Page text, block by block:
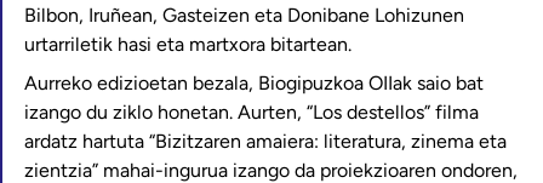
Bilbon, Iruñean, Gasteizen eta Donibane Lohizunen
urtarriletik hasi eta martxora bitartean.
Aurreko edizioetan bezala, Biogipuzkoa OIIak saio bat
izango du ziklo honetan. Aurten, “Los destellos” filma
ardatz hartuta “Bizitzaren amaiera: literatura, zinema eta
zientzia” mahai-ingurua izango da proiekzioaren ondoren,